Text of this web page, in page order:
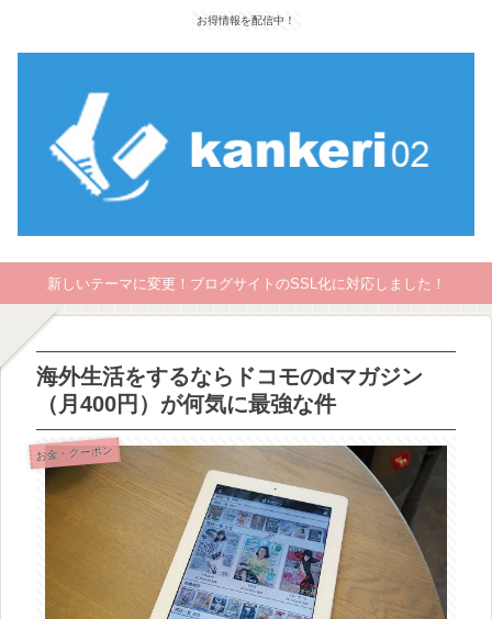
お得情報を配信中！
新しいテーマに変更！ブログサイトのSSL化に対応しました！
海外生活をするならドコモのdマガジン
（月400円）が何気に最強な件
お金・クーポン